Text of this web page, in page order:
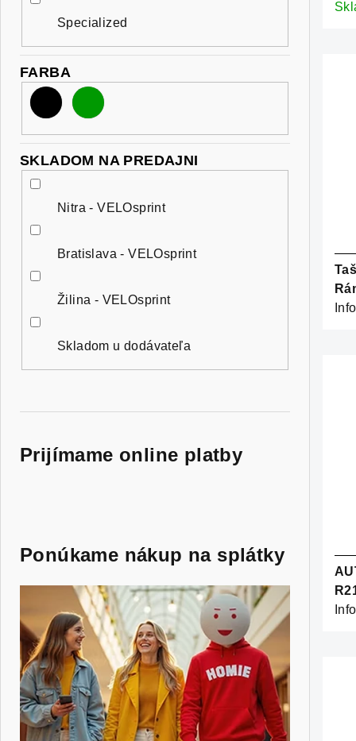
Specialized
FARBA
SKLADOM NA PREDAJNI
Nitra - VELOsprint
Bratislava - VELOsprint
Žilina - VELOsprint
Skladom u dodávateľa
Prijímame online platby
Ponúkame nákup na splátky